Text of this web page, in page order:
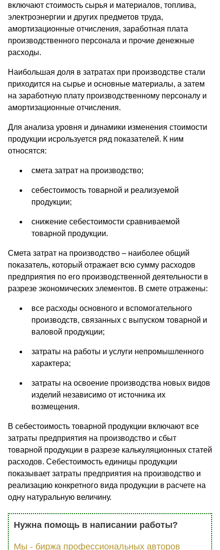
включают стоимость сырья и материалов, топлива,
электроэнергии и других предметов труда,
амортизационные отчисления, заработная плата
производственного персонала и прочие денежные
расходы.
Наибольшая доля в затратах при производстве стали
приходится на сырье и основные материалы, а затем
на заработную плату производственному персоналу и
амортизационные отчисления.
Для анализа уровня и динамики изменения стоимости
продукции исрользуется ряд показателей. К ним
относятся:
смета затрат на производство;
себестоимость товарной и реализуемой
продукции;
снижение себестоимости сравниваемой
товарной продукции.
Смета затрат на производство – наиболее общий
показатель, который отражает всю сумму расходов
предприятия по его производственной деятельности в
разрезе экономических элементов. В смете отражены:
все расходы основного и вспомогательного
производств, связанных с выпуском товарной и
валовой продукции;
затраты на работы и услуги непромышленного
характера;
затраты на освоение производства новых видов
изделий независимо от источника их
возмещения.
В себестоимость товарной продукции включают все
затраты предприятия на производство и сбыт
товарной продукции в разрезе калькуляционных статей
расходов. Себестоимость единицы продукции
показывает затраты предприятия на производство и
реализацию конкретного вида продукции в расчете на
одну натуральную величину.
Нужна помощь в написании работы?
Мы - биржа профессиональных авторов